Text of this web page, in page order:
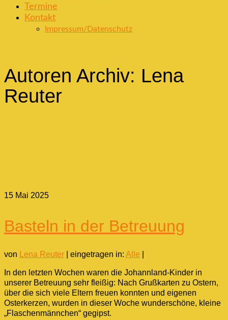
Termine
Kontakt
Impressum/Datenschutz
Autoren Archiv: Lena
Reuter
15 Mai 2025
Basteln in der Betreuung
von Lena Reuter eingetragen in: Alle
In den letzten Wochen waren die Johannland-Kinder in
unserer Betreuung sehr fleißig: Nach Grußkarten zu Ostern,
über die sich viele Eltern freuen konnten und eigenen
Osterkerzen, wurden in dieser Woche wunderschöne, kleine
„Flaschenmännchen“ gegipst.